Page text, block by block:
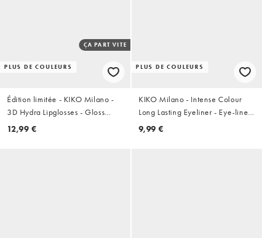
PLUS DE COULEURS
ÇA PART VITE
Édition limitée - KIKO Milano -
3D Hydra Lipglosses - Gloss
hydratants - 46 Marvellous
12,99 €
PLUS DE COULEURS
KIKO Milano - Intense Colour
Long Lasting Eyeliner - Eye-liner-
19 Burgundy
9,99 €